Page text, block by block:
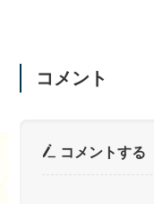
コメント
コメントする